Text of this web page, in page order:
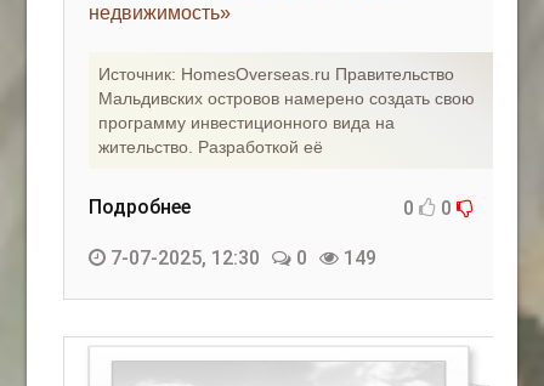
недвижимость»
Источник: HomesOverseas.ru Правительство
Мальдивских островов намерено создать свою
программу инвестиционного вида на
жительство. Разработкой её
Подробнее 0 0
7-07-2025, 12:30 0 149